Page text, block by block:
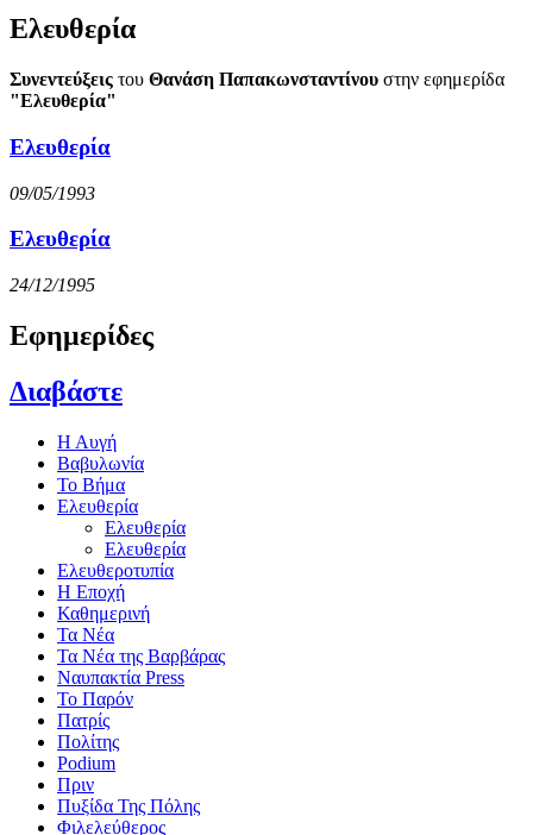
Ελευθερία
Συνεντεύξεις του Θανάση Παπακωνσταντίνου στην εφημερίδα
"Ελευθερία"
Ελευθερία
09/05/1993
Ελευθερία
24/12/1995
Εφημερίδες
Διαβάστε
Η Αυγή
Βαβυλωνία
Το Βήμα
Ελευθερία
Ελευθερία
Ελευθερία
Ελευθεροτυπία
Η Εποχή
Καθημερινή
Τα Νέα
Τα Νέα της Βαρβάρας
Ναυπακτία Press
Το Παρόν
Πατρίς
Πολίτης
Podium
Πριν
Πυξίδα Της Πόλης
Φιλελεύθερος